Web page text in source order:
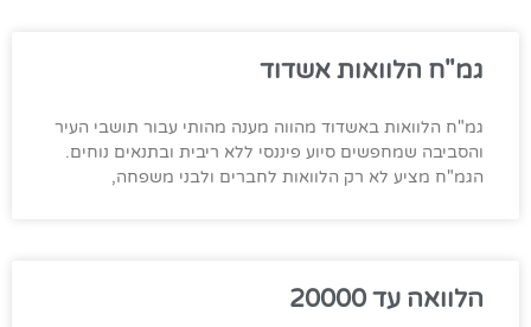
גמ"ח הלוואות אשדוד
גמ"ח הלוואות באשדוד מהווה מענה מהותי עבור תושבי העיר
והסביבה שמחפשים סיוע פיננסי ללא ריבית ובתנאים נוחים.
הגמ"ח מציע לא רק הלוואות לחברים ולבני משפחה,
הלוואה עד 20000